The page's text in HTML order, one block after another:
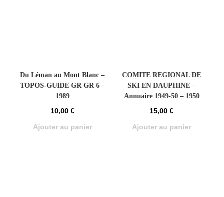
Du Léman au Mont Blanc –
TOPOS-GUIDE GR GR 6 –
1989
10,00 €
Ajouter au panier
COMITE REGIONAL DE
SKI EN DAUPHINE –
Annuaire 1949-50 – 1950
15,00€
Ajouter au panier